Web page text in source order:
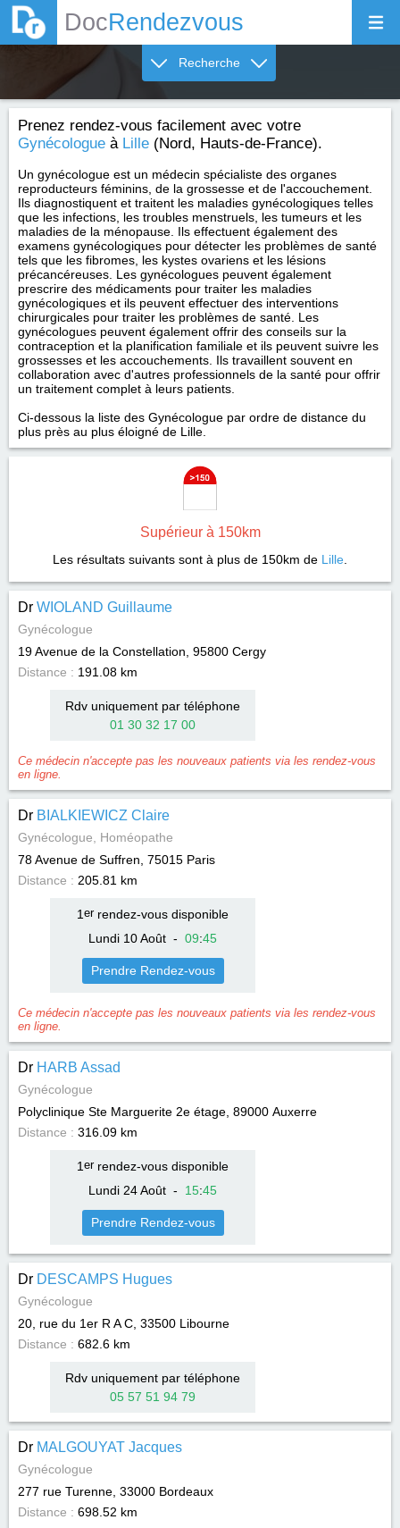
DocRendezvous
Recherche
Prenez rendez-vous facilement avec votre
Gynécologue à Lille (Nord, Hauts-de-France).
Un gynécologue est un médecin spécialiste des organes
reproducteurs féminins, de la grossesse et de l'accouchement.
Ils diagnostiquent et traitent les maladies gynécologiques telles
que les infections, les troubles menstruels, les tumeurs et les
maladies de la ménopause. Ils effectuent également des
examens gynécologiques pour détecter les problèmes de santé
tels que les fibromes, les kystes ovariens et les lésions
précancéreuses. Les gynécologues peuvent également
prescrire des médicaments pour traiter les maladies
gynécologiques et ils peuvent effectuer des interventions
chirurgicales pour traiter les problèmes de santé. Les
gynécologues peuvent également offrir des conseils sur la
contraception et la planification familiale et ils peuvent suivre les
grossesses et les accouchements. Ils travaillent souvent en
collaboration avec d'autres professionnels de la santé pour offrir
un traitement complet à leurs patients.
Ci-dessous la liste des Gynécologue par ordre de distance du
plus près au plus éloigné de Lille.
Supérieur à 150km
Les résultats suivants sont à plus de 150km de Lille
Dr WIOLAND Guillaume
Gynécologue
19 Avenue de la Constellation, 95800 Cergy
Distance : 191.08 km
Rdv uniquement par téléphone
01 30 32 17 00
Ce médecin n'accepte pas les nouveaux patients via les rendez-vous
en ligne.
Dr BIALKIEWICZ Claire
Gynécologue, Homéopathe
78 Avenue de Suffren, 75015 Paris
Distance : 205.81 km
1 errendez-vous disponible
Lundi 10 Août - 09:45
Prendre Rendez-vous
Ce médecin n'accepte pas les nouveaux patients via les rendez-vous
en ligne.
Dr HARB Assad
Gynécologue
Polyclinique Ste Marguerite 2e étage, 89000 Auxerre
Distance : 316.09 km
1 errendez-vous disponible
Lundi 24 Août - 15:45
Prendre Rendez-vous
Dr DESCAMPS Hugues
Gynécologue
20, rue du 1er R A C, 33500 Libourne
Distance : 682.6 km
Rdv uniquement par téléphone
05 57 51 94 79
Dr MALGOUYAT Jacques
Gynécologue
277 rue Turenne, 33000 Bordeaux
Distance : 698.52 km